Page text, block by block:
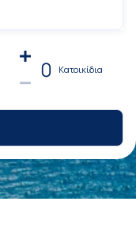
0 Κατοικίδια